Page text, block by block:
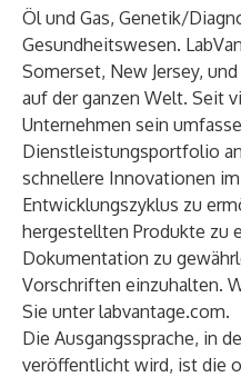
Öl und Gas, Genetik/
Gesundheitswesen.
Somerset, New Jersey,
auf der ganzen Welt. Seit
Unternehmen sein
Dienstleistungsportfolio
schnellere Innovationen
Entwicklungszyklus zu
hergestellten Produkte zu
Dokumentation zu
Vorschriften einzuhalten.
Sie unterlabvantage.com.
Die Ausgangssprache, in
veröffentlicht wird, ist die